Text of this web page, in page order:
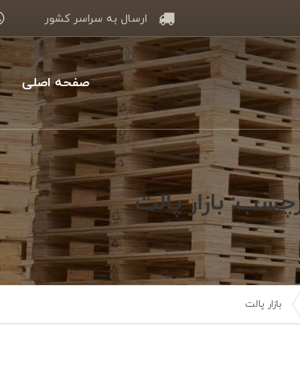
ارسال به سراسر کشور
صفحه اصلی
بازار پالت
بازار پالت